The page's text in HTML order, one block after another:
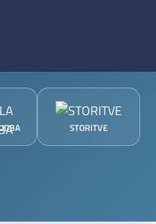
STORITVE